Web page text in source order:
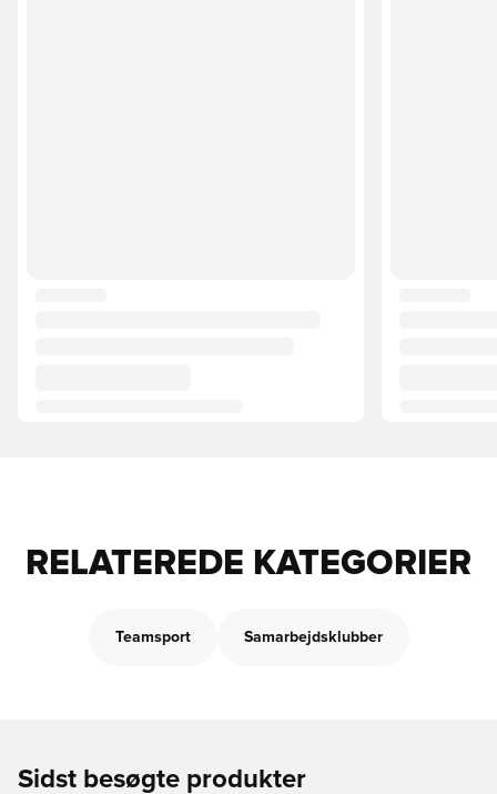
RELATEREDE KATEGORIER
Teamsport Samarbejdsklubber
Sidst besøgte produkter